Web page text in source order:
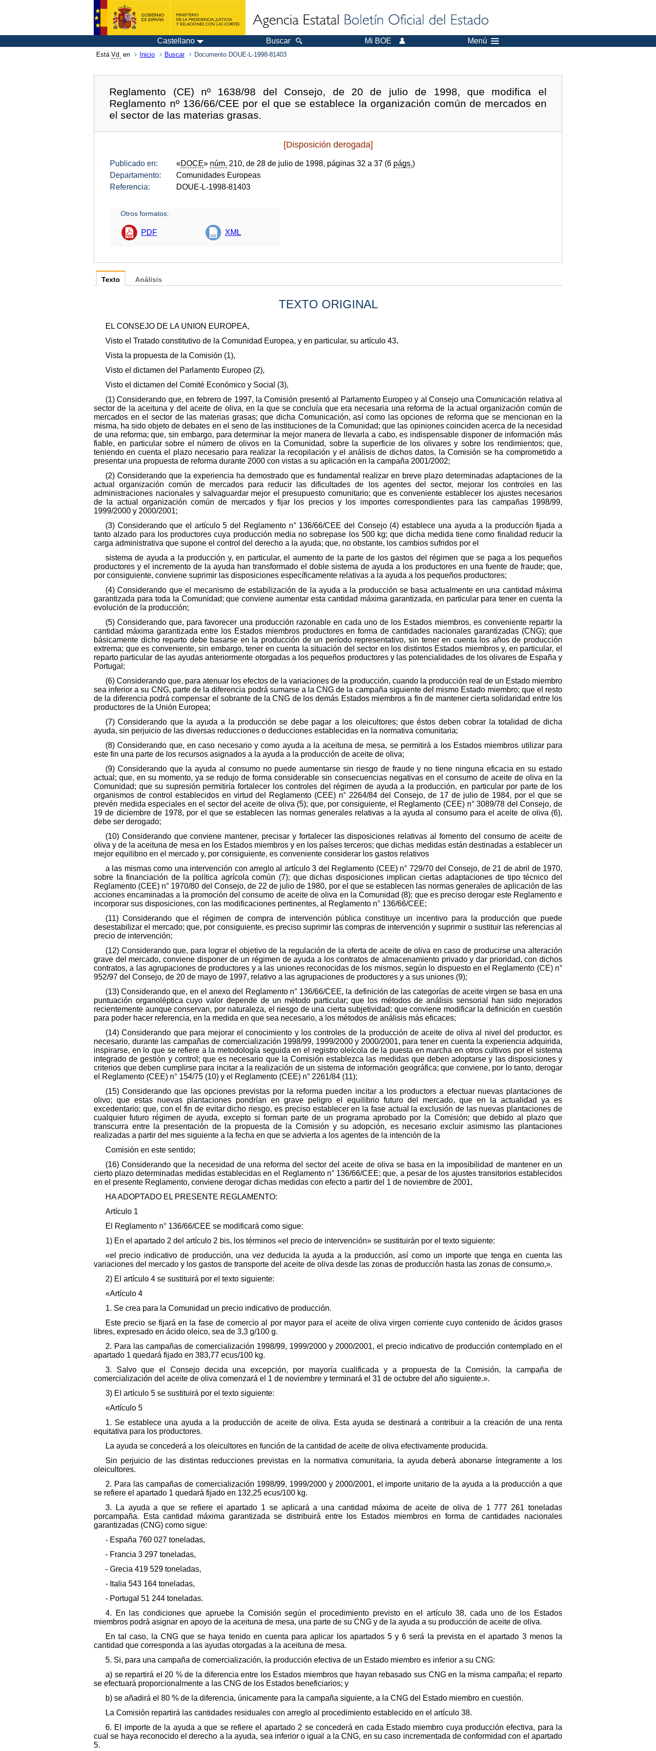
Castellano Buscar Mi BOE Menú
Está Vd. en Inicio Buscar Documento DOUE-L-1998-81403
Reglamento (CE) nº 1638/98 del Consejo, de 20 de julio de 1998, que modifica el
Reglamento nº 136/66/CEE por el que se establece la organización común de mercados en
el sector de las materias grasas.
[Disposición derogada]
Publicado en: «DOCE» núm. 210, de 28 de julio de 1998, páginas 32 a 37 (6 págs.)
Departamento:
Comunidades Europeas
Referencia:
DOUE-L-1998-81403
Otros formatos:
PDF XML
Texto
TEXTO ORIGINAL
EL CONSEJO DE LA UNION EUROPEA,
Visto el Tratado constitutivo de la Comunidad Europea, y en particular, su artículo 43,
Vista la propuesta de la Comisión (1),
Visto el dictamen del Parlamento Europeo (2),
Visto el dictamen del Comité Económico y Social (3),
(1) Considerando que, en febrero de 1997, la Comisión presentó al Parlamento Europeo y al Consejo una Comunicación relativa al
sector de la aceituna y del aceite de oliva, en la que se concluía que era necesaria una reforma de la actual organización común de
mercados en el sector de las materias grasas; que dicha Comunicación, así como las opciones de reforma que se mencionan en la
misma, ha sido objeto de debates en el seno de las instituciones de la Comunidad; que las opiniones coinciden acerca de la necesidad
de una reforma; que, sin embargo, para determinar la mejor manera de llevarla a cabo, es indispensable disponer de información más
fiable, en particular sobre el número de olivos en la Comunidad, sobre la superficie de los olivares y sobre los rendimientos; que,
teniendo en cuenta el plazo necesario para realizar la recopilación y el análisis de dichos datos, la Comisión se ha comprometido a
presentar una propuesta de reforma durante 2000 con vistas a su aplicación en la campaña 2001/2002;
(2) Considerando que la experiencia ha demostrado que es fundamental realizar en breve plazo determinadas adaptaciones de la
actual organización común de mercados para reducir las dificultades de los agentes del sector, mejorar los controles en las
administraciones nacionales y salvaguardar mejor el presupuesto comunitario; que es conveniente establecer los ajustes necesarios
de la actual organización común de mercados y fijar los precios y los importes correspondientes para las campañas 1998/99,
1999/2000 y 2000/2001;
(3) Considerando que el artículo 5 del Reglamento n° 136/66/CEE del Consejo (4) establece una ayuda a la producción fijada a
tanto alzado para los productores cuya producción media no sobrepase los 500 kg; que dicha medida tiene como finalidad reducir la
carga administrativa que supone el control del derecho a la ayuda; que, no obstante, los cambios sufridos por el
sistema de ayuda a la producción y, en particular, el aumento de la parte de los gastos del régimen que se paga a los pequeños
productores y el incremento de la ayuda han transformado el doble sistema de ayuda a los productores en una fuente de fraude; que,
por consiguiente, conviene suprimir las disposiciones específicamente relativas a la ayuda a los pequeños productores;
(4) Considerando que el mecanismo de estabilización de la ayuda a la producción se basa actualmente en una cantidad máxima
garantizada para toda la Comunidad; que conviene aumentar esta cantidad máxima garantizada, en particular para tener en cuenta la
evolución de la producción;
(5) Considerando que, para favorecer una producción razonable en cada uno de los Estados miembros, es conveniente repartir la
cantidad máxima garantizada entre los Estados miembros productores en forma de cantidades nacionales garantizadas (CNG); que
básicamente dicho reparto debe basarse en la producción de un período representativo, sin tener en cuenta los años de producción
extrema; que es conveniente, sin embargo, tener en cuenta la situación del sector en los distintos Estados miembros y, en particular, el
reparto particular de las ayudas anteriormente otorgadas a los pequeños productores y las potencialidades de los olivares de España y
Portugal;
(6) Considerando que, para atenuar los efectos de la variaciones de la producción, cuando la producción real de un Estado miembro
sea inferior a su CNG, parte de la diferencia podrá sumarse a la CNG de la campaña siguiente del mismo Estado miembro; que el resto
de la diferencia podrá compensar el sobrante de la CNG de los demás Estados miembros a fin de mantener cierta solidaridad entre los
productores de la Unión Europea;
(7) Considerando que la ayuda a la producción se debe pagar a los oleicultores; que éstos deben cobrar la totalidad de dicha
ayuda, sin perjuicio de las diversas reducciones o deducciones establecidas en la normativa comunitaria;
(8) Considerando que, en caso necesario y como ayuda a la aceituna de mesa, se permitirá a los Estados miembros utilizar para
este fin una parte de los recursos asignados a la ayuda a la producción de aceite de oliva;
(9) Considerando que la ayuda al consumo no puede aumentarse sin riesgo de fraude y no tiene ninguna eficacia en su estado
actual; que, en su momento, ya se redujo de forma considerable sin consecuencias negativas en el consumo de aceite de oliva en la
Comunidad; que su supresión permitiría fortalecer los controles del régimen de ayuda a la producción, en particular por parte de los
organismos de control establecidos en virtud del Reglamento (CEE) n° 2264/84 del Consejo, de 17 de julio de 1984, por el que se
prevén medida especiales en el sector del aceite de oliva (5); que, por consiguiente, el Reglamento (CEE) n° 3089/78 del Consejo, de
19 de diciembre de 1978, por el que se establecen las normas generales relativas a la ayuda al consumo para el aceite de oliva (6),
debe ser derogado;
(10) Considerando que conviene mantener, precisar y fortalecer las disposiciones relativas al fomento del consumo de aceite de
oliva y de la aceituna de mesa en los Estados miembros y en los países terceros; que dichas medidas están destinadas a establecer un
mejor equilibrio en el mercado y, por consiguiente, es conveniente considerar los gastos relativos
a las mismas como una intervención con arreglo al artículo 3 del Reglamento (CEE) n° 729/70 del Consejo, de 21 de abril de 1970,
sobre la financiación de la política agrícola común (7); que dichas disposiciones implican ciertas adaptaciones de tipo técnico del
Reglamento (CEE) n° 1970/80 del Consejo, de 22 de julio de 1980, por el que se establecen las normas generales de aplicación de las
acciones encaminadas a la promoción del consumo de aceite de oliva en la Comunidad (8); que es preciso derogar este Reglamento e
incorporar sus disposiciones, con las modificaciones pertinentes, al Reglamento n° 136/66/CEE;
(11) Considerando que el régimen de compra de intervención pública constituye un incentivo para la producción que puede
desestabilizar el mercado; que, por consiguiente, es preciso suprimir las compras de intervención y suprimir o sustituir las referencias al
precio de intervención;
(12) Considerando que, para lograr el objetivo de la regulación de la oferta de aceite de oliva en caso de producirse una alteración
grave del mercado, conviene disponer de un régimen de ayuda a los contratos de almacenamiento privado y dar prioridad, con dichos
contratos, a las agrupaciones de productores y a las uniones reconocidas de los mismos, según lo dispuesto en el Reglamento (CE) n°
952/97 del Consejo, de 20 de mayo de 1997, relativo a las agrupaciones de productores y a sus uniones (9);
(13) Considerando que, en el anexo del Reglamento n° 136/66/CEE, la definición de las categorías de aceite virgen se basa en una
puntuación organoléptica cuyo valor depende de un método particular; que los métodos de análisis sensorial han sido mejorados
recientemente aunque conservan, por naturaleza, el riesgo de una cierta subjetividad; que conviene modificar la definición en cuestión
para poder hacer referencia, en la medida en que sea necesario, a los métodos de análisis más eficaces;
(14) Considerando que para mejorar el conocimiento y los controles de la producción de aceite de oliva al nivel del productor, es
necesario, durante las campañas de comercialización 1998/99, 1999/2000 y 2000/2001, para tener en cuenta la experiencia adquirida,
inspirarse, en lo que se refiere a la metodología seguida en el registro oleícola de la puesta en marcha en otros cultivos por el sistema
integrado de gestión y control; que es necesario que la Comisión establezca las medidas que deben adoptarse y las disposiciones y
criterios que deben cumplirse para incitar a la realización de un sistema de información geográfica; que conviene, por lo tanto, derogar
el Reglamento (CEE) n° 154/75 (10) y el Reglamento (CEE) n° 2261/84 (11);
(15) Considerando que las opciones previstas por la reforma pueden incitar a los productors a efectuar nuevas plantaciones de
olivo; que estas nuevas plantaciones pondrían en grave peligro el equilibrio futuro del mercado, que en la actualidad ya es
excedentario; que, con el fin de evitar dicho riesgo, es preciso establecer en la fase actual la exclusión de las nuevas plantaciones de
cualquier futuro régimen de ayuda, excepto si forman parte de un programa aprobado por la Comisión; que debido al plazo que
transcurra entre la presentación de la propuesta de la Comisión y su adopción, es necesario excluir asimismo las plantaciones
realizadas a partir del mes siguiente a la fecha en que se advierta a los agentes de la intención de la
Comisión en este sentido;
(16) Considerando que la necesidad de una reforma del sector del aceite de oliva se basa en la imposibilidad de mantener en un
cierto plazo determinadas medidas establecidas en el Reglamento n° 136/66/CEE; que, a pesar de los ajustes transitorios establecidos
en el presente Reglamento, conviene derogar dichas medidas con efecto a partir del 1 de noviembre de 2001,
HA ADOPTADO EL PRESENTE REGLAMENTO:
Artículo 1
El Reglamento n° 136/66/CEE se modificará como sigue:
1) En el apartado 2 del artículo 2 bis, los términos «el precio de intervención» se sustituirán por el texto siguiente:
«el precio indicativo de producción, una vez deducida la ayuda a la producción, así como un importe que tenga en cuenta las
variaciones del mercado y los gastos de transporte del aceite de oliva desde las zonas de producción hasta las zonas de consumo,».
2) El artículo 4 se sustituirá por el texto siguiente:
«Artículo 4
1. Se crea para la Comunidad un precio indicativo de producción.
Este precio se fijará en la fase de comercio al por mayor para el aceite de oliva virgen corriente cuyo contenido de ácidos grasos
libres, expresado en ácido oleico, sea de 3,3 g/100 g.
2. Para las campañas de comercialización 1998/99, 1999/2000 y 2000/2001, el precio indicativo de producción contemplado en el
apartado 1 quedará fijado en 383,77 ecus/100 kg.
3. Salvo que el Consejo decida una excepción, por mayoría cualificada y a propuesta de la Comisión, la campaña de
comercialización del aceite de oliva comenzará el 1 de noviembre y terminará el 31 de octubre del año siguiente.».
3) El artículo 5 se sustituirá por el texto siguiente:
«Artículo 5
1. Se establece una ayuda a la producción de aceite de oliva. Esta ayuda se destinará a contribuir a la creación de una renta
equitativa para los productores.
La ayuda se concederá a los oleicultores en función de la cantidad de aceite de oliva efectivamente producida.
Sin perjuicio de las distintas reducciones previstas en la normativa comunitaria, la ayuda deberá abonarse íntegramente a los
oleicultores.
2. Para las campañas de comercialización 1998/99, 1999/2000 y 2000/2001, el importe unitario de la ayuda a la producción a que
se refiere el apartado 1 quedará fijado en 132,25 ecus/100 kg.
3. La ayuda a que se refiere el apartado 1 se aplicará a una cantidad máxima de aceite de oliva de 1 777 261 toneladas
porcampaña. Esta cantidad máxima garantizada se distribuirá entre los Estados miembros en forma de cantidades nacionales
garantizadas (CNG) como sigue:
- España 760 027 toneladas,
- Francia 3 297 toneladas,
- Grecia 419 529 toneladas,
- Italia 543 164 toneladas,
- Portugal 51 244 toneladas.
4. En las condiciones que apruebe la Comisión según el procedimiento previsto en el artículo 38, cada uno de los Estados
miembros podrá asignar en apoyo de la aceituna de mesa, una parte de su CNG y de la ayuda a su producción de aceite de oliva.
En tal caso, la CNG que se haya tenido en cuenta para aplicar los apartados 5 y 6 será la prevista en el apartado 3 menos la
cantidad que corresponda a las ayudas otorgadas a la aceituna de mesa.
5. Si, para una campaña de comercialización, la producción efectiva de un Estado miembro es inferior a su CNG:
a) se repartirá el 20 % de la diferencia entre los Estados miembros que hayan rebasado sus CNG en la misma campaña; el reparto
se efectuará proporcionalmente a las CNG de los Estados beneficiarios; y
b) se añadirá el 80 % de la diferencia, únicamente para la campaña siguiente, a la CNG del Estado miembro en cuestión.
La Comisión repartirá las cantidades residuales con arreglo al procedimiento establecido en el artículo 38.
6. El importe de la ayuda a que se refiere el apartado 2 se concederá en cada Estado miembro cuya producción efectiva, para la
cual se haya reconocido el derecho a la ayuda, sea inferior o igual a la CNG, en su caso incrementada de conformidad con el apartado
5.
Análisis